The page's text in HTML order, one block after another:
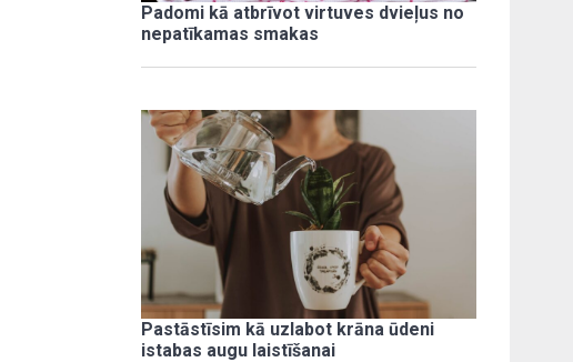
Padomi kā atbrīvot virtuves dvieļus no
nepatīkamas smakas
Pastāstīsim kā uzlabot krāna ūdeni
istabas augu laistīšanai